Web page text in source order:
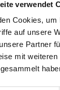
verwendet
Cookies,
auf unsere
Partner
mit
22.00 Uhr